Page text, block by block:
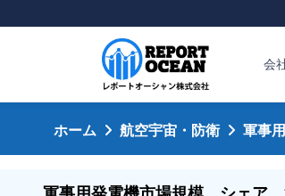
会
ホーム 航空宇宙・防衛 軍事